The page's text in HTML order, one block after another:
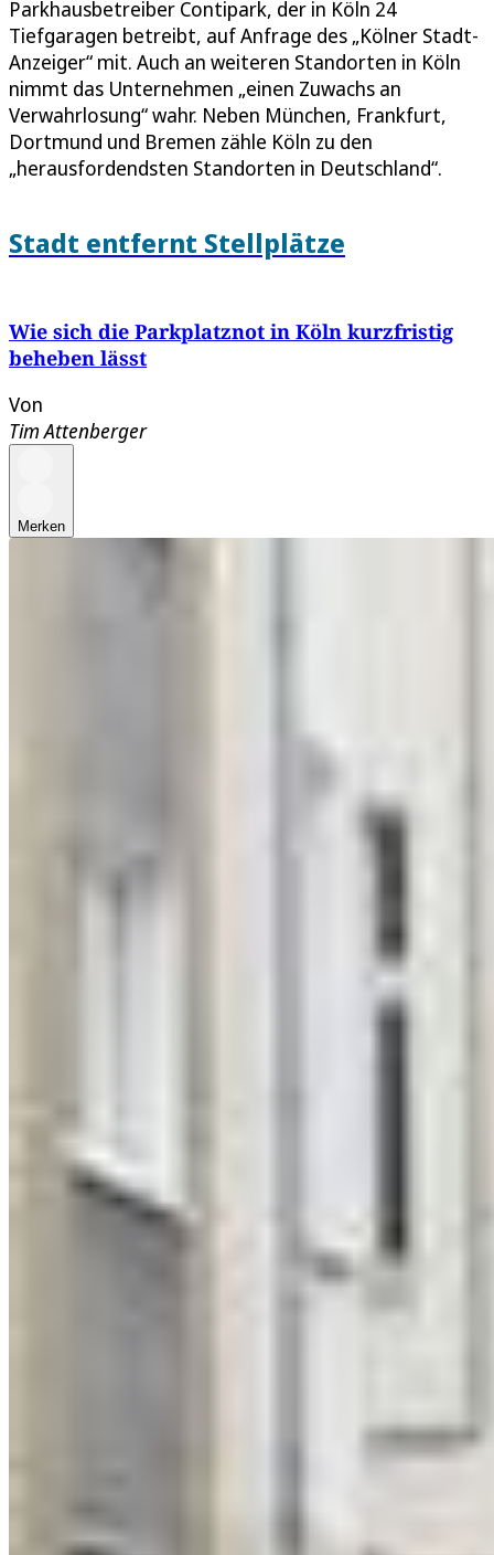
Parkhausbetreiber Contipark, der in Köln 24
Tiefgaragen betreibt, auf Anfrage des „Kölner Stadt-
Anzeiger“ mit. Auch an weiteren Standorten in Köln
nimmt das Unternehmen „einen Zuwachs an
Verwahrlosung“ wahr. Neben München, Frankfurt,
Dortmund und Bremen zähle Köln zu den
„herausfordendsten Standorten in Deutschland“.
Stadt entfernt Stellplätze
Wie sich die Parkplatznot in Köln kurzfristig
beheben lässt
Von
Tim Attenberger
Merken